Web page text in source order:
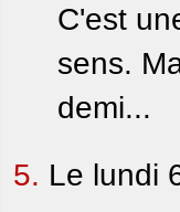
C'est
sens.
demi...
5. Le lundi